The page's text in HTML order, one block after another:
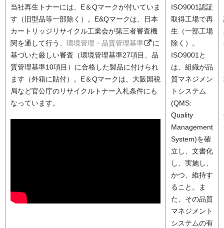
当社再生トナーには、E＆Qマークが付いていま
す（旧型品等一部除く）。E&Qマークは、日本
カートリッジリサイクル工業会が第三者審査機
関を通して行う、 環境管理・品質管理基準
に
基づいた厳しい審査（環境管理基準27項目、品
質管理基準10項目）に合格した製品に付けられ
ます（外箱に貼付）。E＆Qマークは、大阪国税
局など官公庁のリサイクルトナー入札条件にも
なっています。
ISO9001認証
取得工場で再
生（一部工場
除く）。
ISO9001と
は、組織が品
質マネジメン
トシステム
(QMS:
Quality
Management
System)を確
立し、文書化
し、実施し、
かつ、維持す
ること。ま
た、その品質
マネジメント
システムの有